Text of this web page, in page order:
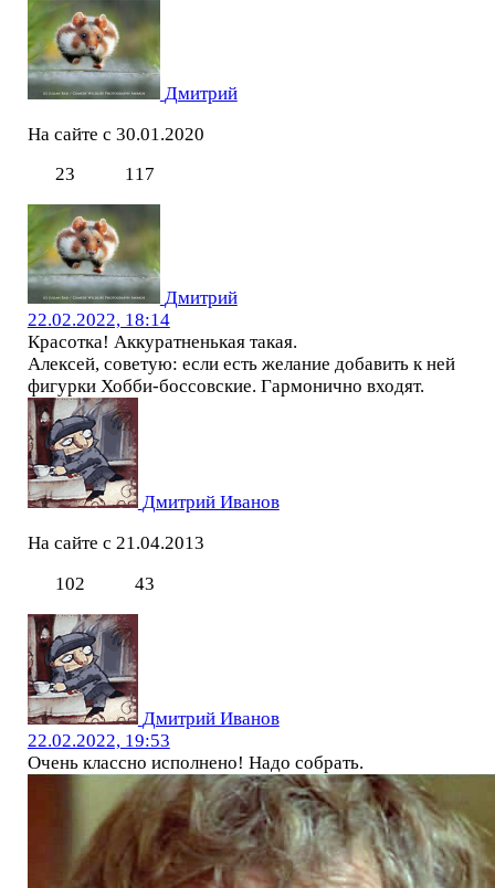
Дмитрий
На сайте с 30.01.2020
23
117
Дмитрий
22.02.2022, 18:14
Красотка! Аккуратненькая такая.
Алексей, советую: если есть желание добавить к ней
фигурки Хобби-боссовские. Гармонично входят.
Дмитрий Иванов
На сайте с 21.04.2013
102
43
Дмитрий Иванов
22.02.2022, 19:53
Очень классно исполнено! Надо собрать.